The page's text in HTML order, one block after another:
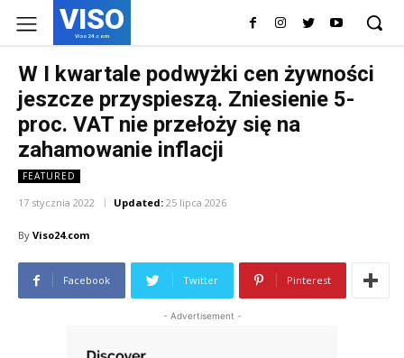
VISO
Viso24.com
W I kwartale podwyżki cen żywności
jeszcze przyspieszą. Zniesienie 5-
proc. VAT nie przełoży się na
zahamowanie inflacji
FEATURED
17 stycznia 2022 Updated: 25 lipca 2026
By Viso24.com
Facebook Twitter Pinterest
- Advertisement -